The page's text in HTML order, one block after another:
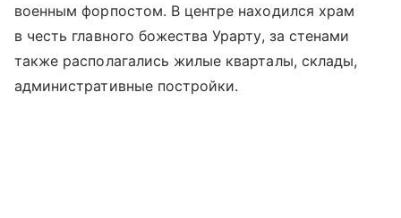
военным форпостом. В центре находился храм
в честь главного божества Урарту, за стенами
также располагались жилые кварталы, склады,
административные постройки.